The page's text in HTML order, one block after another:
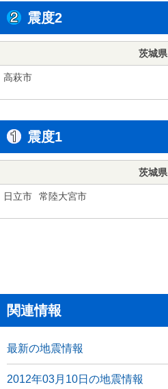
震度2
茨城県
高萩市
震度1
茨城県
日立市 常陸大宮市
関連情報
最新の地震情報
2012年03月10日の地震情報